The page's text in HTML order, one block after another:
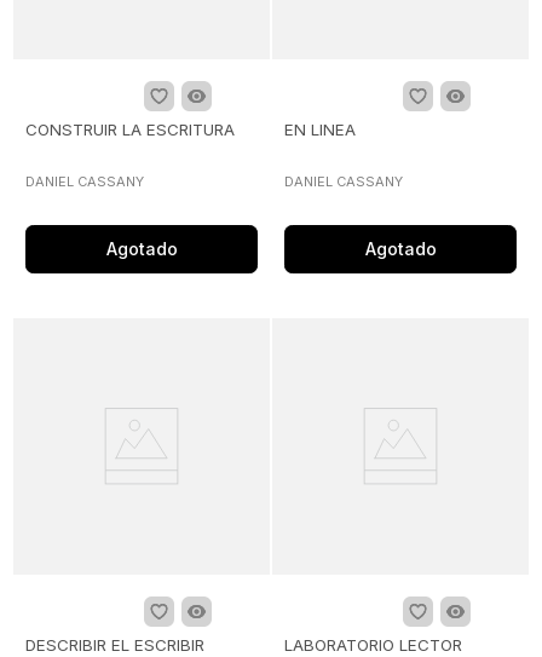
CONSTRUIR LA ESCRITURA
DANIEL CASSANY
Agotado
EN LINEA
DANIEL CASSANY
Agotado
DESCRIBIR EL ESCRIBIR LABORATORIO LECTOR